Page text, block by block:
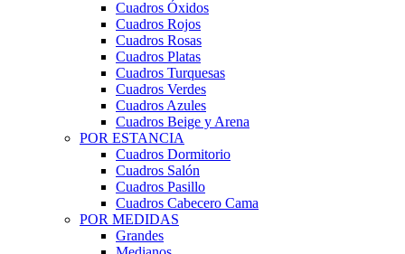
Cuadros Óxidos
Cuadros Rojos
Cuadros Rosas
Cuadros Platas
Cuadros Turquesas
Cuadros Verdes
Cuadros Azules
Cuadros Beige y Arena
POR ESTANCIA
Cuadros Dormitorio
Cuadros Salón
Cuadros Pasillo
Cuadros Cabecero Cama
POR MEDIDAS
Grandes